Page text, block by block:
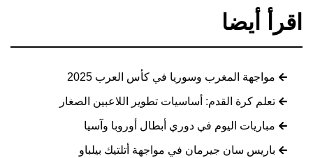
اقرأ أيضا
مواجهة المغرب وسوريا في كأس العرب 2025
تعلم كرة القدم: أساسيات تطوير اللاعبين الصغار
مباريات اليوم في دوري أبطال أوروبا وآسيا
باريس سان جيرمان في مواجهة أتلتيك بيلباو